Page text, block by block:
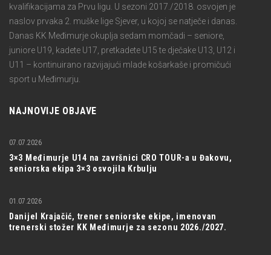
kvalifikacijama za Prvu ligu. U sezoni 2017./2018. osvojen je
naslov prvaka 2. muške lige Sjever, u kojoj se natječe i danas.
Danas KK Međimurje okuplja sedam momčadi – seniore,
juniore U19, kadete U17, pretkadete U15 te dječake U13, U12 i
U11 – kontinuirano razvijajući mlade košarkaše i promičući
sport u Međimurju.
NAJNOVIJE OBJAVE
3×3 Međimurje U14 na završnici CRO TOUR-a u Đakovu,
seniorska ekipa 3×3 osvojila Krbulju
07.07.2026
Danijel Krajačić, trener seniorske ekipe, imenovan
trenerski stožer KK Međimurje za sezonu 2026./2027.
01.07.2026